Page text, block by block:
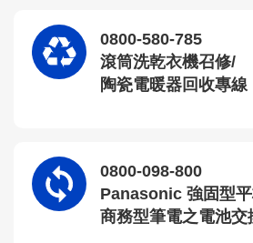
0800-580-785
滾筒洗乾衣機召修/
陶瓷電暖器回收專線
0800-098-800
Panasonic 強固型
商務型筆電之電池交